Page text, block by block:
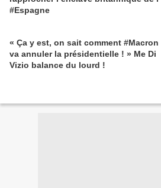
#Espagne
« Ça y est, on sait comment #Macron
va annuler la présidentielle ! » Me Di
Vizio balance du lourd !